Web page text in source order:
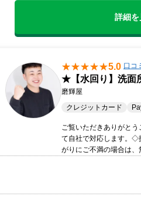
詳細を
5.0 口コ
★【水回り】洗面
磨輝屋
クレジットカード
ご覧いただきありがと
て自社で対応します。
がりにご不満の場合は
ます！ぜひ当店にお任